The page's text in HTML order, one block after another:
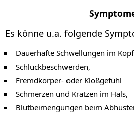
Es könne u.a. folgende
Dauerhafte Schwellungen im
Schluckbeschwerden,
Fremdkörper- oder Kloßgefühl
Schmerzen und Kratzen im Hals,
Blutbeimengungen beim